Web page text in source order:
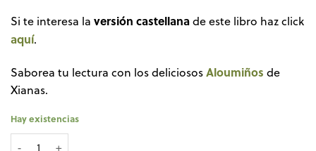
Si te interesa la versión castellanade este libro haz click
aquí.
Saborea tu lectura con los deliciososAloumiños de
Xianas.
Hay existencias
Libro SOÑO DE LIBERDADE cantidad